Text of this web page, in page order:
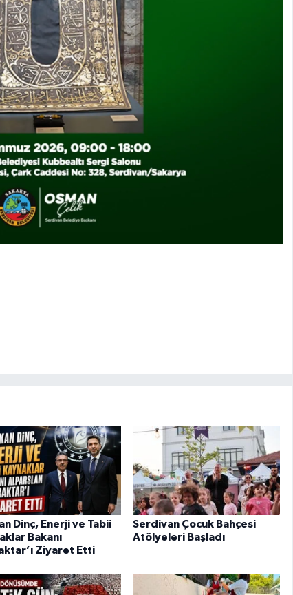
Dinç, Enerji ve Tabii
Bakanı
Ziyaret Etti
Serdivan Çocuk Bahçesi
Atölyeleri Başladı